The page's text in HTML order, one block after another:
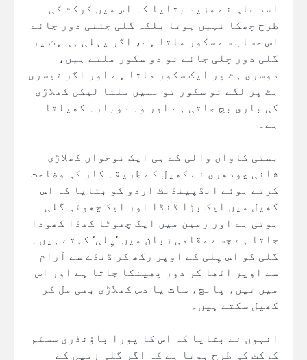
اسد علی نے مزید بتایا کہ اس میں کرکٹ کی
طرح چھکا نہیں ہوتا بلکہ گلی جتنی دور جائے
اس حساب سے سکور ملتا ہے، اگر پہلی ہی ہٹ پر
گلی دور چلی جائے تو دو سکور ملتے ہیں،
دوسری ہٹ پر ایک سکور ملتا ہے اور اگر تیسری
ہٹ پر لگے تو سکور تو نہیں ملتا لیکن کھلاڑی
کی باری بچ جاتی ہے اور وہ دوبارہ کھیلتا
ہے۔
بستی کاواں والی کے ہی ایک نوجوان کھلاڑی
شانی چودھری نے کھیل کے طریقہ کار کی وضاحت
کرتے ہوئے انڈپینڈنٹ اردو کو بتایا کہ اس
کھیل میں ایک بڑا ڈنڈا اور ایک چھوٹی گلی
ہوتی ہے اور زمین میں ایک چھوٹا کھڈا کھودا
جاتا ہے جسے مقامی زبان میں ’پِلی‘ کہتے ہیں۔
گلی کو اس پِلی کے اوپر رکھ کر ڈنڈے سے آرام
سے اوپر اٹھا کر دور پھینکا جاتا ہے اور اس
میں تین، پانچ، سات یا دس کھلاڑی بھی مل کر
کھیل سکتے ہیں۔
انہوں نے بتایا کہ اس کا پورا باؤنڈری سسٹم
کرکٹ کی طرح ہوتا ہے کہ اگر گلی زمین کے